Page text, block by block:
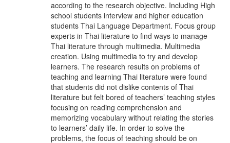
according to the research objective. Including High
school students interview and higher education
students Thai Language Department. Focus group
experts in Thai literature to find ways to manage
Thai literature through multimedia. Multimedia
creation. Using multimedia to try and develop
learners. The research results on problems of
teaching and learning Thai literature were found
that students did not dislike contents of Thai
literature but felt bored of teachers’ teaching styles
focusing on reading comprehension and
memorizing vocabulary without relating the stories
to learners’ daily life. In order to solve the
problems, the focus of teaching should be on